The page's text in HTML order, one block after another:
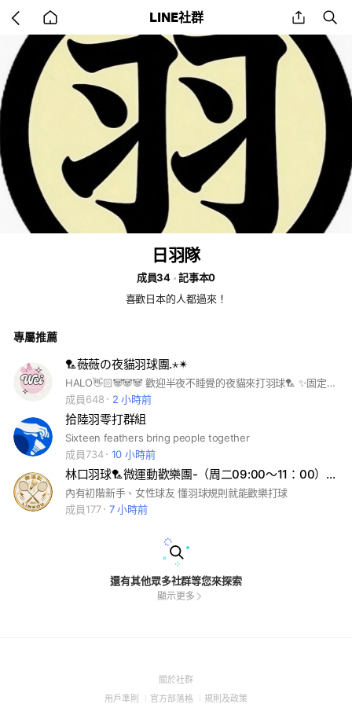
back
to
home
LINE社群 share
日羽隊
成員34
記事本0
喜歡日本的人都過來！
專屬推薦
🏸薇薇の夜貓羽球團.⋆✴︎
HALO👋🏻🐼🐼🐼 歡迎半夜不睡覺的夜貓來打羽球🏸 ✨固定時間每週二四六晚上22:30板橋羽鞋✨ 🔖新手不一定友善 看那天新手多不多才收新手&中高階交流&駐場教練陪打&團主下場同樂✨ 有開團都會在社群公佈💗 維護社群防詐騙採審核制，勿打廣告會踢人🙏 𝖨𝖦：𝗐𝗐𝖾𝗂𝗅𝖾𝖾𝗐 #夜貓#羽球#臨打#羽毛球#新北#羽球臨打#不睡覺就給我來打球
成員648
2 小時前
拾陸羽零打群組
Sixteen feathers bring people together
成員734
10 小時前
林口羽球🏸微運動歡樂團-（周二09:00～11：00）新手友善🤗
內有初階新手、女性球友 懂羽球規則就能歡樂打球
成員177
7 小時前
還有其他眾多社群等您來探索
顯示更多
關於社群(Open
用戶準則 (Open
官方部落格 (Open
規則及政策(Open